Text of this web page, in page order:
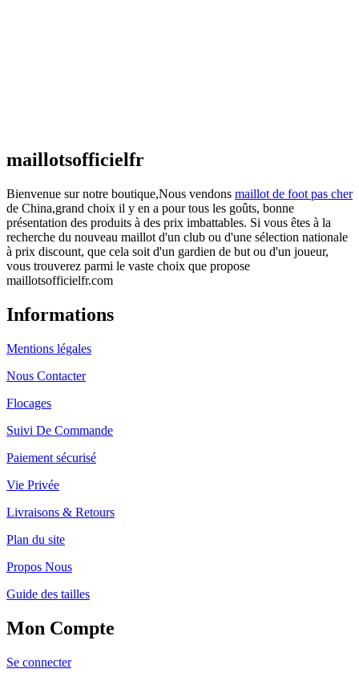
maillotsofficielfr
Bienvenue sur notre boutique,Nous vendons maillot de foot pas cher
de China,grand choix il y en a pour tous les goûts, bonne
présentation des produits à des prix imbattables. Si vous êtes à la
recherche du nouveau maillot d'un club ou d'une sélection nationale
à prix discount, que cela soit d'un gardien de but ou d'un joueur,
vous trouverez parmi le vaste choix que propose
maillotsofficielfr.com
Informations
Mentions légales
Nous Contacter
Flocages
Suivi De Commande
Paiement sécurisé
Vie Privée
Livraisons & Retours
Plan du site
Propos Nous
Guide des tailles
Mon Compte
Se connecter